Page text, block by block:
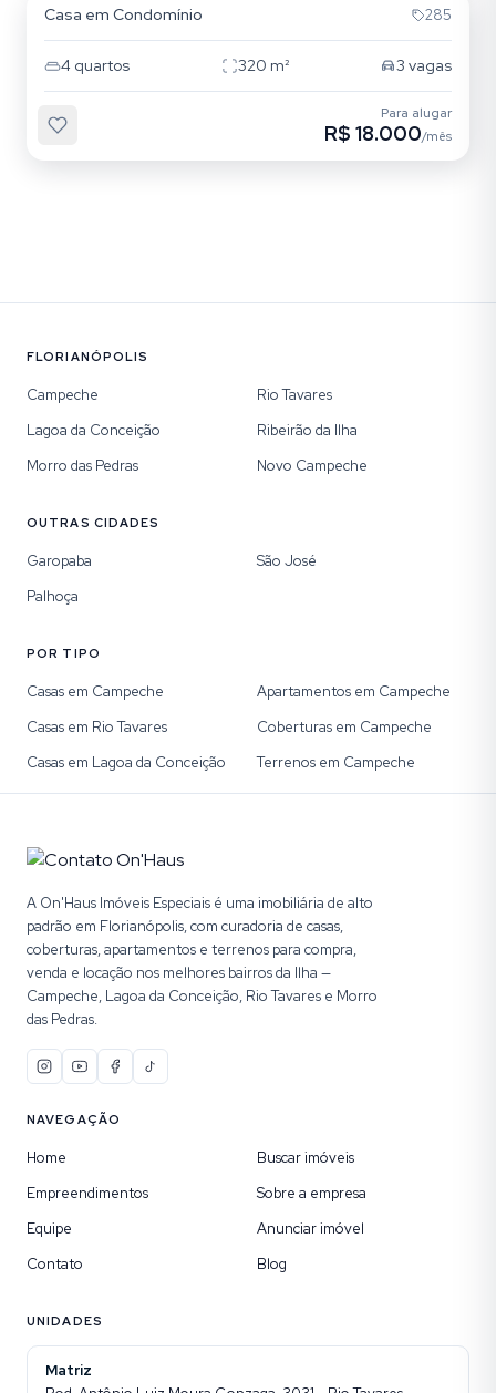
Casa em Condomínio 285
4 quartos 320 m² 3 vagas
Para alugar
R$ 18.000/mês
FLORIANÓPOLIS
Campeche
Rio Tavares
Lagoa da Conceição
Ribeirão da Ilha
Morro das Pedras
Novo Campeche
OUTRAS CIDADES
Garopaba
São José
Palhoça
POR TIPO
Casas em Campeche
Apartamentos em Campeche
Casas em Rio Tavares
Coberturas em Campeche
Casas em Lagoa da Conceição
Terrenos em Campeche
A On'Haus Imóveis Especiais é uma imobiliária de alto
padrão em Florianópolis, com curadoria de casas,
coberturas, apartamentos e terrenos para compra,
venda e locação nos melhores bairros da Ilha —
Campeche, Lagoa da Conceição, Rio Tavares e Morro
das Pedras.
NAVEGAÇÃO
Home
Buscar imóveis
Empreendimentos
Sobre a empresa
Equipe
Anunciar imóvel
Contato
Blog
UNIDADES
Matriz